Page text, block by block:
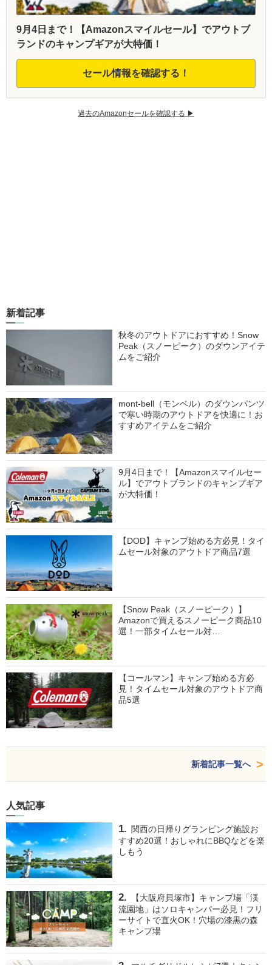
9月4日まで！【Amazonスマイルセール】でアウトブ
ランドのキャンプギアが大特価！
セール情報を確認する！
過去のAmazonセールを確認する ▶︎
新着記事
秋冬のアウトドアにおすすめ！Snow
Peak（スノーピーク）のダウンアイテ
ムをご紹介
mont-bell（モンベル）のダウンパンツ
で寒い時期のアウトドアを快適に！お
すすめアイテムをご紹介
9月4日まで！【Amazonスマイルセー
ル】でアウトブランドのキャンプギア
が大特価！
【DOD】キャンプ始める方必見！タイ
ムセール対象のアウトドア商品7選
【Snow Peak（スノーピーク）】
Amazonで買えるスノーピーク商品10
選！一部タイムセール対…
【コールマン】キャンプ始める方必
見！タイムセール対象のアウトドア商
品5選
新着記事一覧へ
人気記事
関西の日帰りグランピング施設お
すすめ20選！おしゃれにBBQなどを楽
しもう
【大阪府貝塚市】キャンプ場「渓
流園地」はソロキャンパー必見！フリ
ーサイトで直火OK！穴場の漆黒の森
キャンプ場